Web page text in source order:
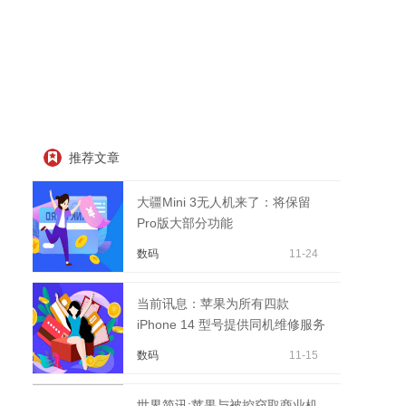
推荐文章
大疆Mini 3无人机来了：将保留
Pro版大部分功能
数码 11-24
当前讯息：苹果为所有四款
iPhone 14 型号提供同机维修服务
数码 11-15